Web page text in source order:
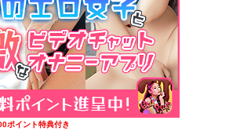
ポイント特典付き